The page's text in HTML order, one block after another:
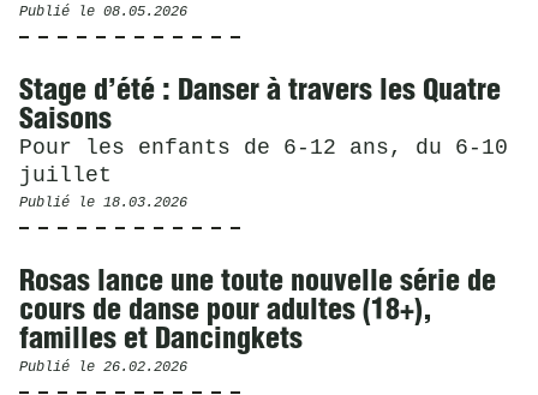
Publié le 08.05.2026
Stage d’été : Danser à travers les Quatre
Saisons
Pour les enfants de 6-12 ans, du 6-10
juillet
Publié le 18.03.2026
Rosas lance une toute nouvelle série de
cours de danse pour adultes (18+),
familles et Dancingkets
Publié le 26.02.2026